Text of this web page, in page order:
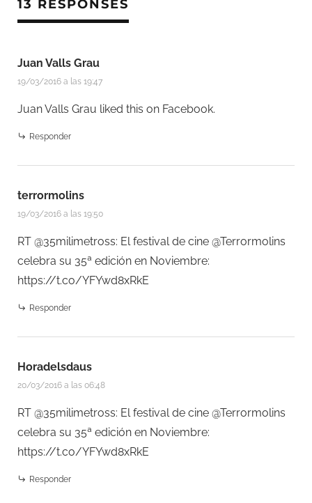
13 RESPONSES
Juan Valls Grau
19/03/2016 a las 19:47
Juan Valls Grau liked this on Facebook.
Responder
terrormolins
19/03/2016 a las 19:50
RT @35milimetross: El festival de cine @Terrormolins
celebra su 35ª edición en Noviembre:
https://t.co/YFYwd8xRkE
Responder
Horadelsdaus
20/03/2016 a las 06:48
RT @35milimetross: El festival de cine @Terrormolins
celebra su 35ª edición en Noviembre:
https://t.co/YFYwd8xRkE
Responder